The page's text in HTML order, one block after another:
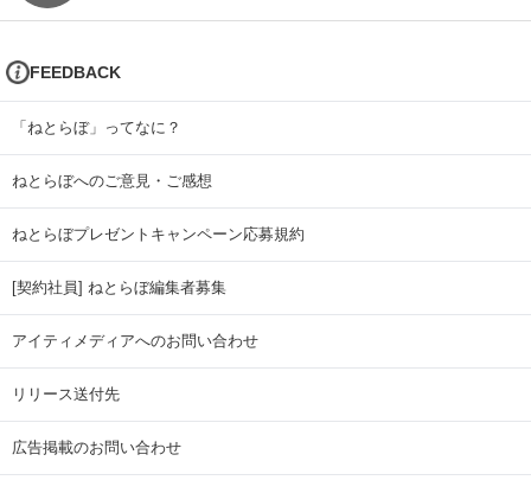
FEEDBACK
「ねとらぼ」ってなに？
ねとらぼへのご意見・ご感想
ねとらぼプレゼントキャンペーン応募規約
[契約社員] ねとらぼ編集者募集
アイティメディアへのお問い合わせ
リリース送付先
広告掲載のお問い合わせ